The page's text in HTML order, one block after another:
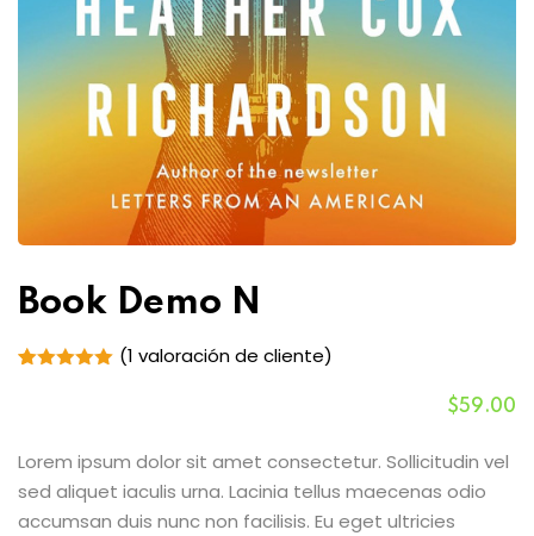
Book Demo N
valoración
de un
cliente
(1 valoración de cliente)
$59.00
Lorem ipsum dolor sit amet consectetur. Sollicitudin vel
sed aliquet iaculis urna. Lacinia tellus maecenas odio
accumsan duis nunc non facilisis. Eu eget ultricies